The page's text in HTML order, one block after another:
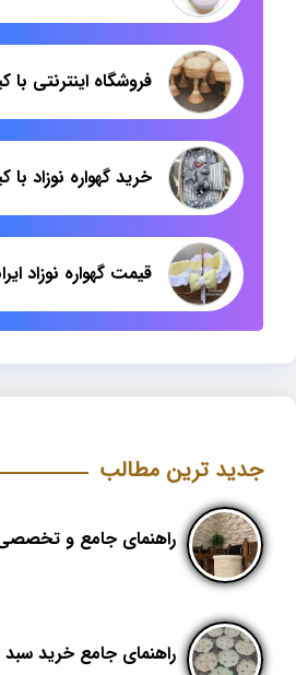
خرید گهواره نوزاد با
قیمت گهواره نوزاد
جدید ترین مطالب